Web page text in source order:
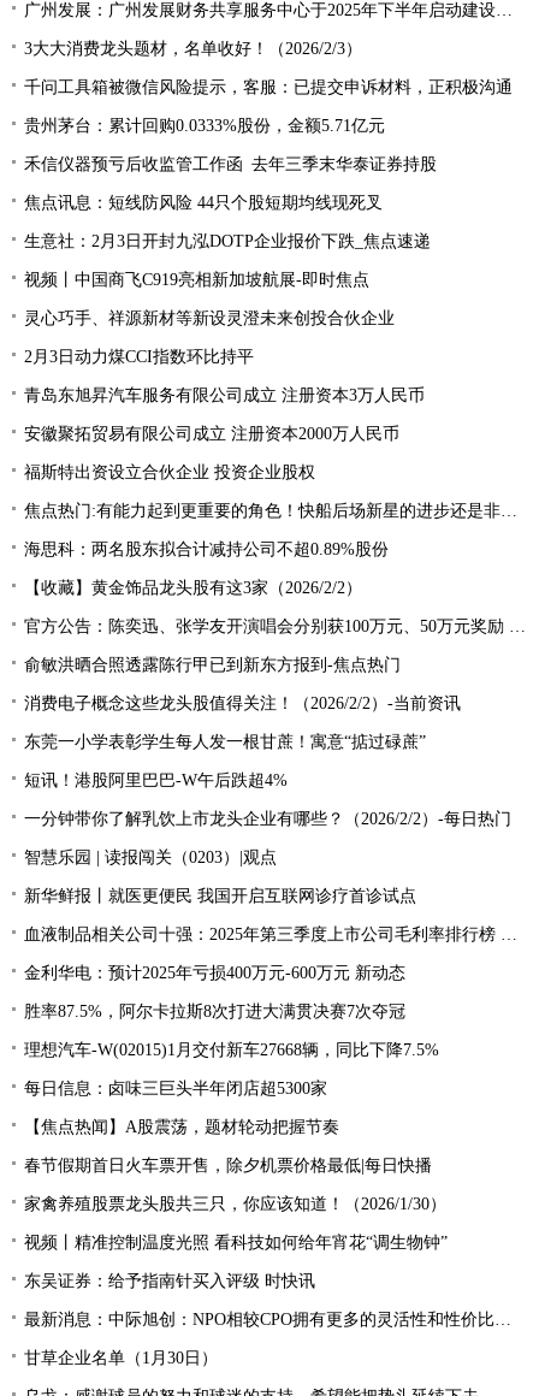
广州发展：广州发展财务共享服务中心于2025年下半年启动建设，第一阶段将新能源业务板块纳入共享范围|聚焦
3大大消费龙头题材，名单收好！（2026/2/3）
千问工具箱被微信风险提示，客服：已提交申诉材料，正积极沟通
贵州茅台：累计回购0.0333%股份，金额5.71亿元
禾信仪器预亏后收监管工作函 去年三季末华泰证券持股
焦点讯息：短线防风险 44只个股短期均线现死叉
生意社：2月3日开封九泓DOTP企业报价下跌_焦点速递
视频丨中国商飞C919亮相新加坡航展-即时焦点
灵心巧手、祥源新材等新设灵澄未来创投合伙企业
2月3日动力煤CCI指数环比持平
青岛东旭昇汽车服务有限公司成立 注册资本3万人民币
安徽聚拓贸易有限公司成立 注册资本2000万人民币
福斯特出资设立合伙企业 投资企业股权
焦点热门:有能力起到更重要的角色！快船后场新星的进步还是非常明显的？
海思科：两名股东拟合计减持公司不超0.89%股份
【收藏】黄金饰品龙头股有这3家（2026/2/2）
官方公告：陈奕迅、张学友开演唱会分别获100万元、50万元奖励 前沿资讯
俞敏洪晒合照透露陈行甲已到新东方报到-焦点热门
消费电子概念这些龙头股值得关注！（2026/2/2）-当前资讯
东莞一小学表彰学生每人发一根甘蔗！寓意“掂过碌蔗”
短讯！港股阿里巴巴-W午后跌超4%
一分钟带你了解乳饮上市龙头企业有哪些？（2026/2/2）-每日热门
智慧乐园 | 读报闯关（0203）|观点
新华鲜报丨就医更便民 我国开启互联网诊疗首诊试点
血液制品相关公司十强：2025年第三季度上市公司毛利率排行榜 每日速递
金利华电：预计2025年亏损400万元-600万元 新动态
胜率87.5%，阿尔卡拉斯8次打进大满贯决赛7次夺冠
理想汽车-W(02015)1月交付新车27668辆，同比下降7.5%
每日信息：卤味三巨头半年闭店超5300家
【焦点热闻】A股震荡，题材轮动把握节奏
春节假期首日火车票开售，除夕机票价格最低|每日快播
家禽养殖股票龙头股共三只，你应该知道！（2026/1/30）
视频丨精准控制温度光照 看科技如何给年宵花“调生物钟”
东吴证券：给予指南针买入评级 时快讯
最新消息：中际旭创：NPO相较CPO拥有更多的灵活性和性价比优势
甘草企业名单（1月30日）